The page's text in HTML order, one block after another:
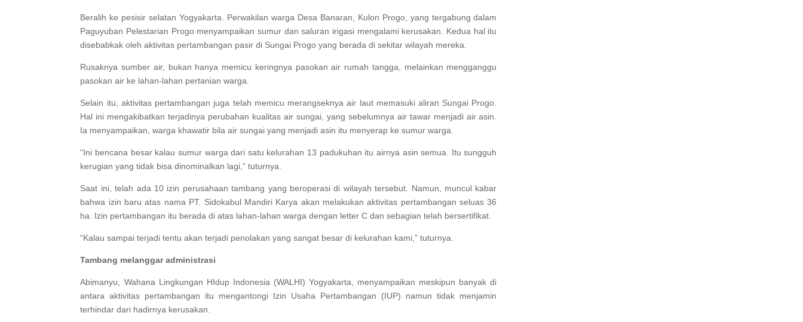
Beralih ke pesisir selatan Yogyakarta. Perwakilan warga Desa Banaran, Kulon Progo, yang tergabung dalam
Paguyuban Pelestarian Progo menyampaikan sumur dan saluran irigasi mengalami kerusakan. Kedua hal itu
disebabkak oleh aktivitas pertambangan pasir di Sungai Progo yang berada di sekitar wilayah mereka.
Rusaknya sumber air, bukan hanya memicu keringnya pasokan air rumah tangga, melainkan mengganggu
pasokan air ke lahan-lahan pertanian warga.
Selain itu, aktivitas pertambangan juga telah memicu merangseknya air laut memasuki aliran Sungai Progo.
Hal ini mengakibatkan terjadinya perubahan kualitas air sungai, yang sebelumnya air tawar menjadi air asin.
Ia menyampaikan, warga khawatir bila air sungai yang menjadi asin itu menyerap ke sumur warga.
“Ini bencana besar kalau sumur warga dari satu kelurahan 13 padukuhan itu airnya asin semua. Itu sungguh
kerugian yang tidak bisa dinominalkan lagi,” tuturnya.
Saat ini, telah ada 10 izin perusahaan tambang yang beroperasi di wilayah tersebut. Namun, muncul kabar
bahwa izin baru atas nama PT. Sidokabul Mandiri Karya akan melakukan aktivitas pertambangan seluas 36
ha. Izin pertambangan itu berada di atas lahan-lahan warga dengan letter C dan sebagian telah bersertifikat.
“Kalau sampai terjadi tentu akan terjadi penolakan yang sangat besar di kelurahan kami,” tuturnya.
Tambang melanggar administrasi
Abimanyu, Wahana Lingkungan HIdup Indonesia (WALHI) Yogyakarta, menyampaikan meskipun banyak di
antara aktivitas pertambangan itu mengantongi Izin Usaha Pertambangan (IUP) namun tidak menjamin
terhindar dari hadirnya kerusakan.